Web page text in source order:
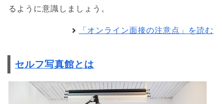
るように意識しましょう。
「オンライン面接の注意点」を読む
セルフ写真館とは